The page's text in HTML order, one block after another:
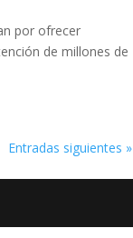
por ofrecer
de millones de
Entradas siguientes »